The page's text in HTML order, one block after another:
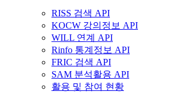
RISS 검색 API
KOCW 강의정보 API
WILL 연계 API
Rinfo 통계정보 API
FRIC 검색 API
SAM 분석활용 API
활용 및 참여 현황